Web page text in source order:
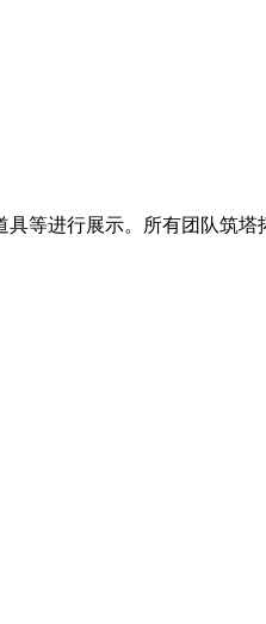
等进行展示。所有团队筑塔